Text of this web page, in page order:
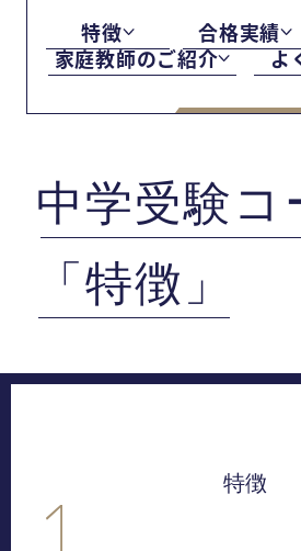
特徴 合格実績
家庭教師のご紹介
よ
中学受験コ
「特徴」
特徴